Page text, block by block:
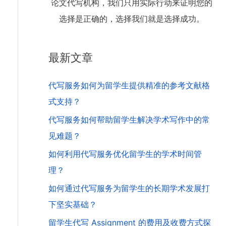
论文代写机构，我们只用实际行动来证明您的
选择是正确的，选择我们就是选择成功。
最新文章
代写服务如何为留学生提供精准的参考文献格
式支持？
代写服务如何帮助留学生解决学术写作中的常
见难题？
如何利用代写服务优化留学生的学术时间管
理？
如何通过代写服务为留学生的长期学术发展打
下坚实基础？
留学生代写 Assignment 的费用及收费方式探